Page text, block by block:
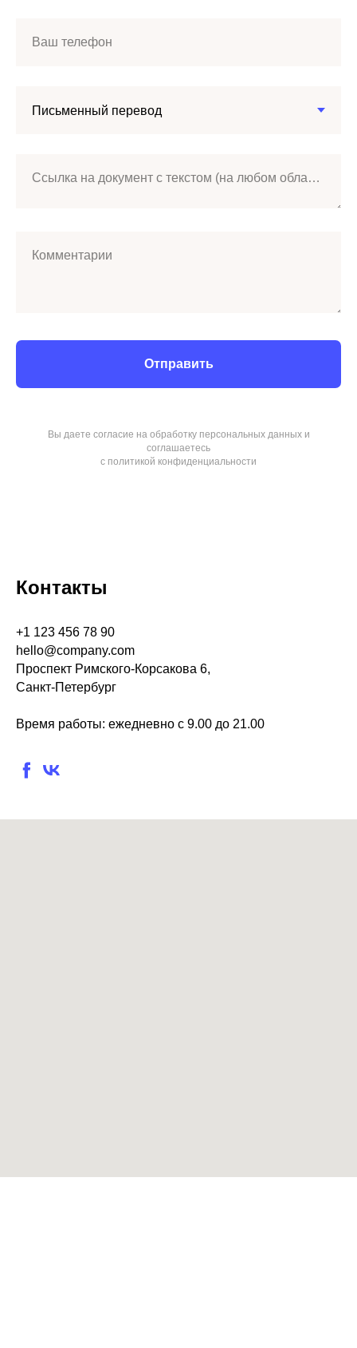
Ваш телефон
Ссылка на документ с текстом (на любом облачном хранилище)
Комментарии
Отправить
Вы даете согласие на обработку персональных данных и
соглашаетесь
c политикой конфиденциальности
Контакты
+1 123 456 78 90
hello@company.com
Проспект Римского-Корсакова 6,
Санкт-Петербург
Время работы: ежедневно с 9.00 до 21.00